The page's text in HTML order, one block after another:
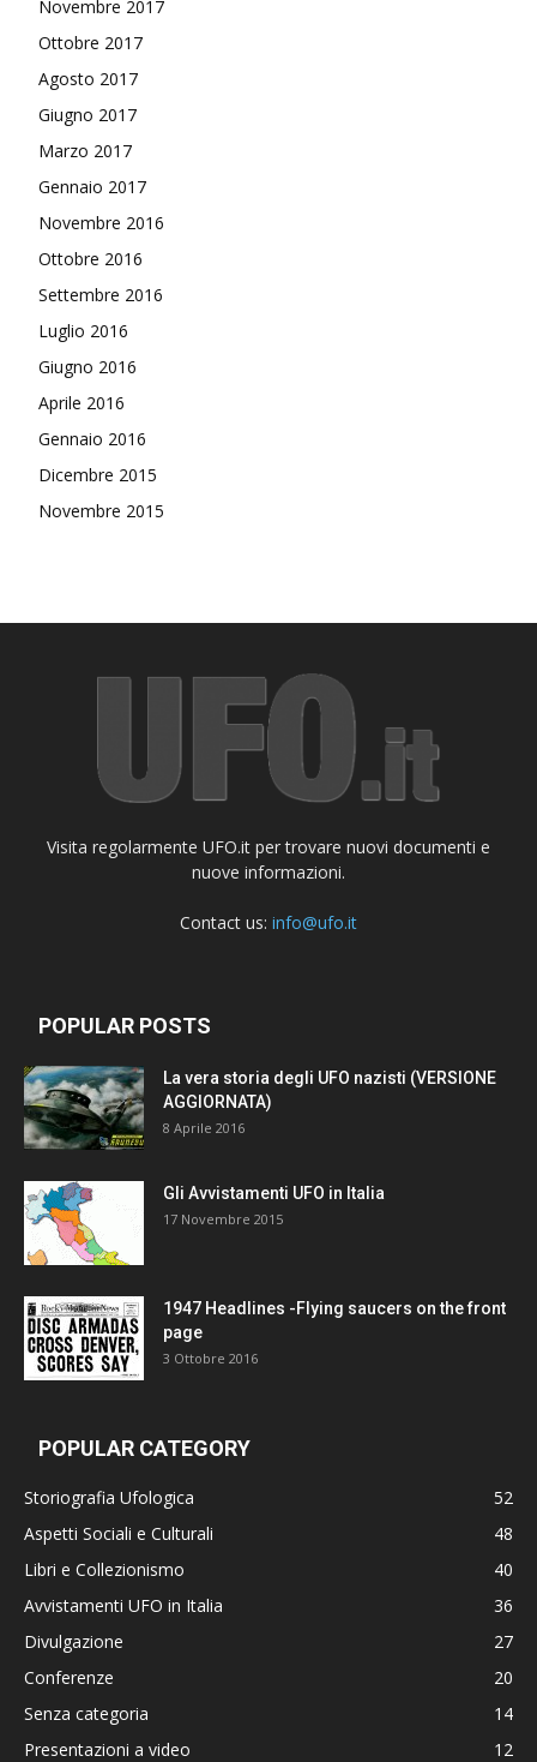
Novembre 2017
Ottobre 2017
Agosto 2017
Giugno 2017
Marzo 2017
Gennaio 2017
Novembre 2016
Ottobre 2016
Settembre 2016
Luglio 2016
Giugno 2016
Aprile 2016
Gennaio 2016
Dicembre 2015
Novembre 2015
Visita regolarmente UFO.it per trovare nuovi documenti e
nuove informazioni.
Contact us: info@ufo.it
POPULAR POSTS
La vera storia degli UFO nazisti (VERSIONE
AGGIORNATA)
8 Aprile 2016
Gli Avvistamenti UFO in Italia
17 Novembre 2015
1947 Headlines -Flying saucers on the front
page
3 Ottobre 2016
POPULAR CATEGORY
Storiografia Ufologica
52
Aspetti Sociali e Culturali
48
Libri e Collezionismo
40
Avvistamenti UFO in Italia
36
Divulgazione
27
Conferenze
20
Senza categoria
14
Presentazioni a video
12